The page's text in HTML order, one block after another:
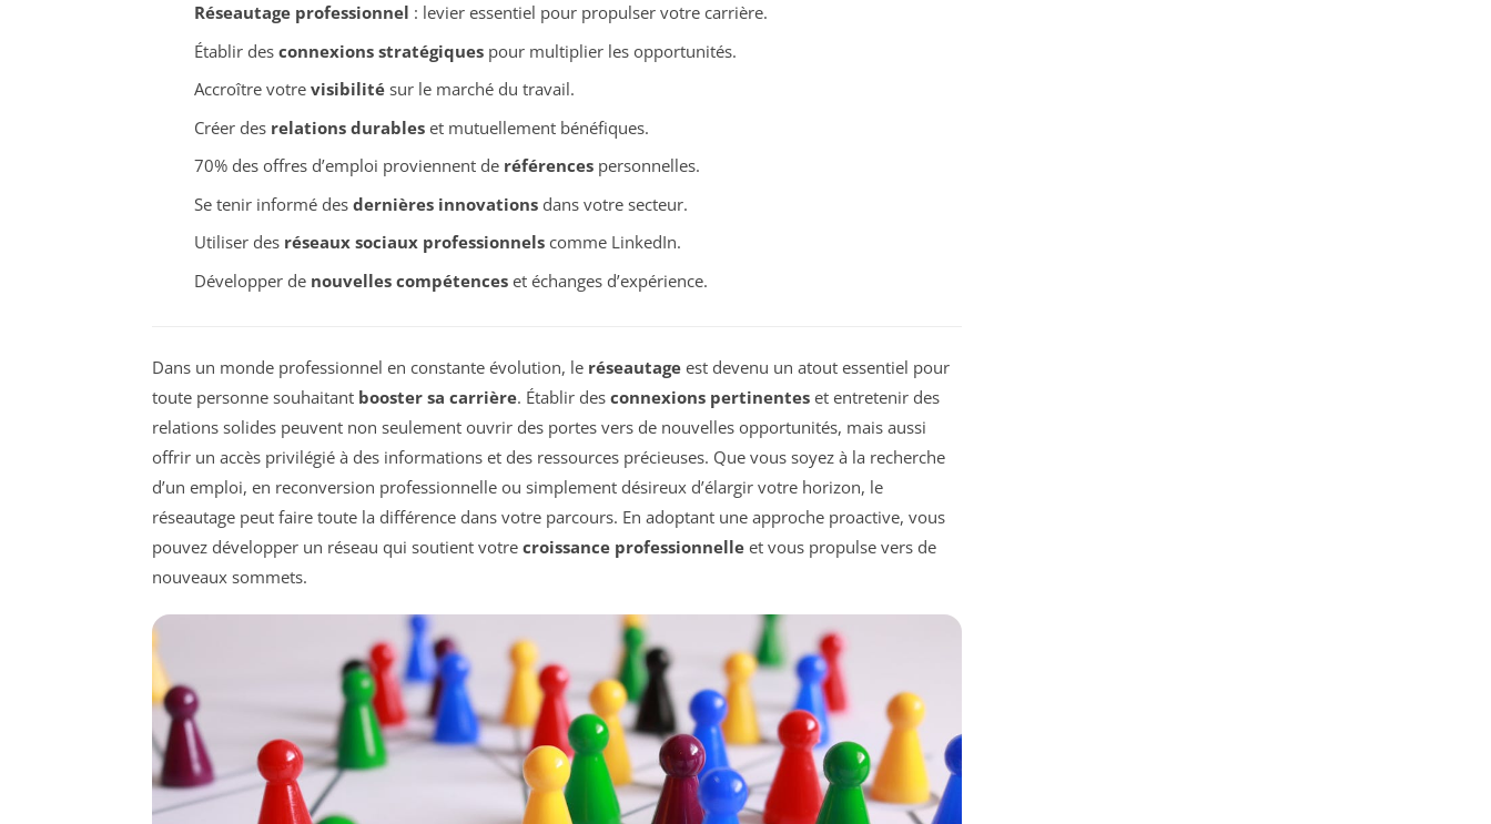
Réseautage professionnel : levier essentiel pour propulser votre carrière.
Établir des connexions stratégiquespour multiplier les opportunités.
Accroître votre visibilitésur le marché du travail.
Créer des relations durableset mutuellement bénéfiques.
70% des offres d’emploi proviennent de référencespersonnelles.
Se tenir informé des dernières innovationsdans votre secteur.
Utiliser des réseaux sociaux professionnelscomme LinkedIn.
Développer de nouvelles compétenceset échanges d’expérience.
Dans un monde professionnel en constante évolution, le réseautage est devenu un atout essentiel pour
toute personne souhaitant booster sa carrière. Établir des connexions pertinentes et entretenir des
relations solides peuvent non seulement ouvrir des portes vers de nouvelles opportunités, mais aussi
offrir un accès privilégié à des informations et des ressources précieuses. Que vous soyez à la recherche
d’un emploi, en reconversion professionnelle ou simplement désireux d’élargir votre horizon, le
réseautage peut faire toute la différence dans votre parcours. En adoptant une approche proactive, vous
pouvez développer un réseau qui soutient votre croissance professionnelle et vous propulse vers de
nouveaux sommets.